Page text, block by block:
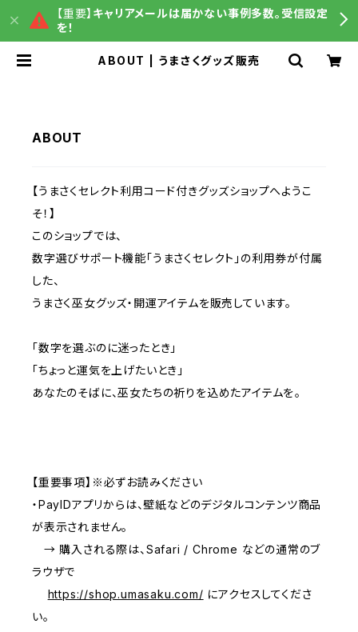
【重要】 キャリアメールは届かない事例多数。受信設定
を！
ABOUT | うまさくグッズ販売
ABOUT
【うまさくセレクト利用コード付きグッズショップへようこ
そ！】
このショップでは、
数字選びサポート機能「うまさくセレクト」の利用券が付属
した、
うまさく巫女グッズ・開運アイテムを販売しています。
「数字を選ぶのに迷ったとき」
「ちょっと運気を上げたいとき」
あなたのそばに、巫女たちの祈りを込めたアイテムを――。
【重要事項】※必ずお読みください
・PayIDアプリからは、壁紙などのデジタルコンテンツ商品
が表示されません。
→ 購入される際は、Safari / Chrome などの通常のブ
ラウザで
https://shop.umasaku.com/ にアクセスしてくださ
い。